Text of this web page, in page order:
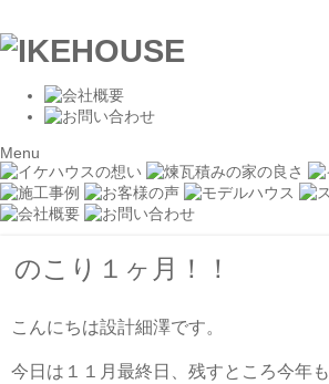
Menu
のこり１ヶ月！！
こんにちは設計細澤です。
今日は１１月最終日、残すところ今年も